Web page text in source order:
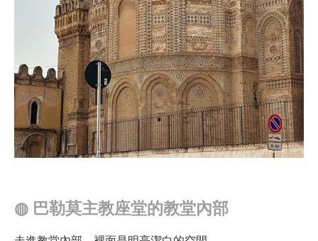
◍ 巴勒莫主教座堂的教堂內部